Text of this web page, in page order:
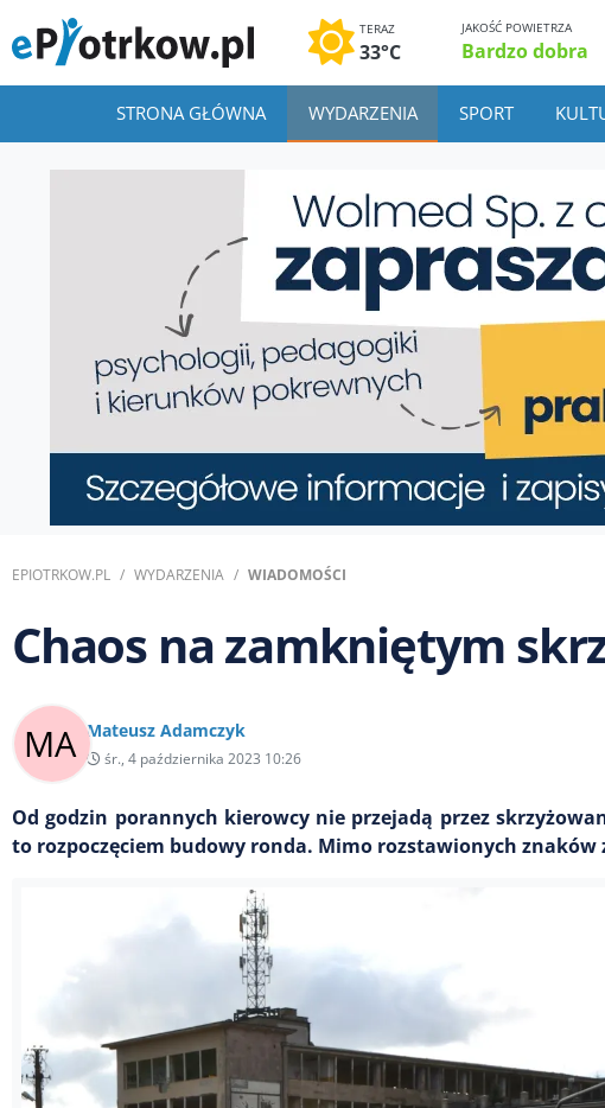
TERAZ
33°C
JAKOŚĆ POWIETRZA
Bardzo dobra
STRONA GŁÓWNA WYDARZENIA SPORT
EPIOTRKOW.PL WYDARZENIA WIADOMOŚCI
Chaos na zamkniętym
Mateusz Adamczyk
śr., 4 października 2023 10:26
Od godzin porannych kierowcy nie przejadą przez
to rozpoczęciem budowy ronda. Mimo rozstawionych